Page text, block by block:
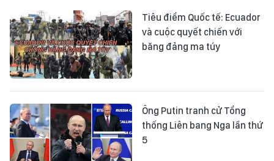
Tiêu điểm Quốc tế: Ecuador
và cuộc quyết chiến với
băng đảng ma túy
Ông Putin tranh cử Tổng
thống Liên bang Nga lần thứ
5